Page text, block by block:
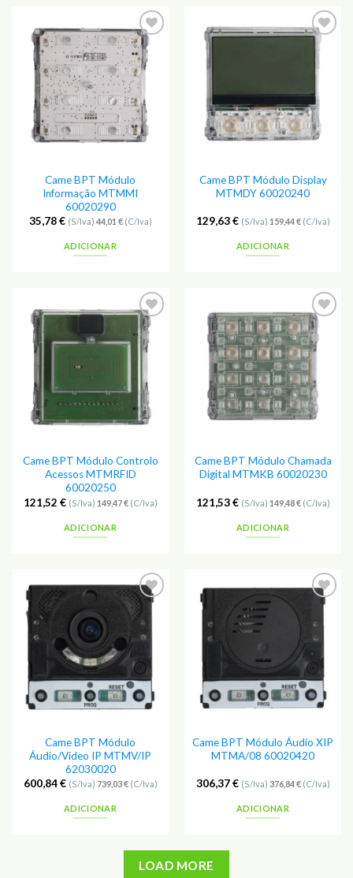
Adicionar
aos
Favoritos
Came BPT Módulo
Informação MTMMI
60020290
35,78€ (S/Iva) 44,01 €(C/Iva)
ADICIONAR
Adicionar
aos
Favoritos
Came BPT Módulo Display
MTMDY 60020240
129,63€ (S/Iva) 159,44€(C/Iva)
ADICIONAR
Adicionar
aos
Favoritos
Came BPT Módulo Controlo
Acessos MTMRFID
60020250
121,52 € (S/Iva) 149,47€(C/Iva)
ADICIONAR
Adicionar
aos
Favoritos
Came BPT Módulo Chamada
Digital MTMKB 60020230
121,53€ (S/Iva) 149,48€(C/Iva)
ADICIONAR
Adicionar
aos
Came BPT Módulo
Áudio/Vídeo IP MTMV/IP
62030020
600,84€ (S/Iva) 739,03€(C/Iva)
ADICIONAR
Adicionar
aos
Came BPT Módulo Áudio XIP
MTMA/08 60020420
306,37€ (S/Iva) 376,84€(C/Iva)
ADICIONAR
LOAD MORE